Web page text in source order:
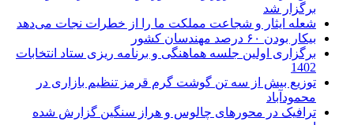
برگزار شد
شعله ایثار و شجاعت مملکت ما را از خطرات نجات می‌دهد
بیکار بودن ۶۰ درصد مهندسان کشور
برگزاری اولین جلسه هماهنگی و برنامه ‌ریزی ستاد انتخابات
1402
توزیع بیش از سه تن گوشت گرم قرمز تنظیم بازاری در
محمودآباد
ترافیک در محور‌های چالوس و هراز سنگین گزارش شده